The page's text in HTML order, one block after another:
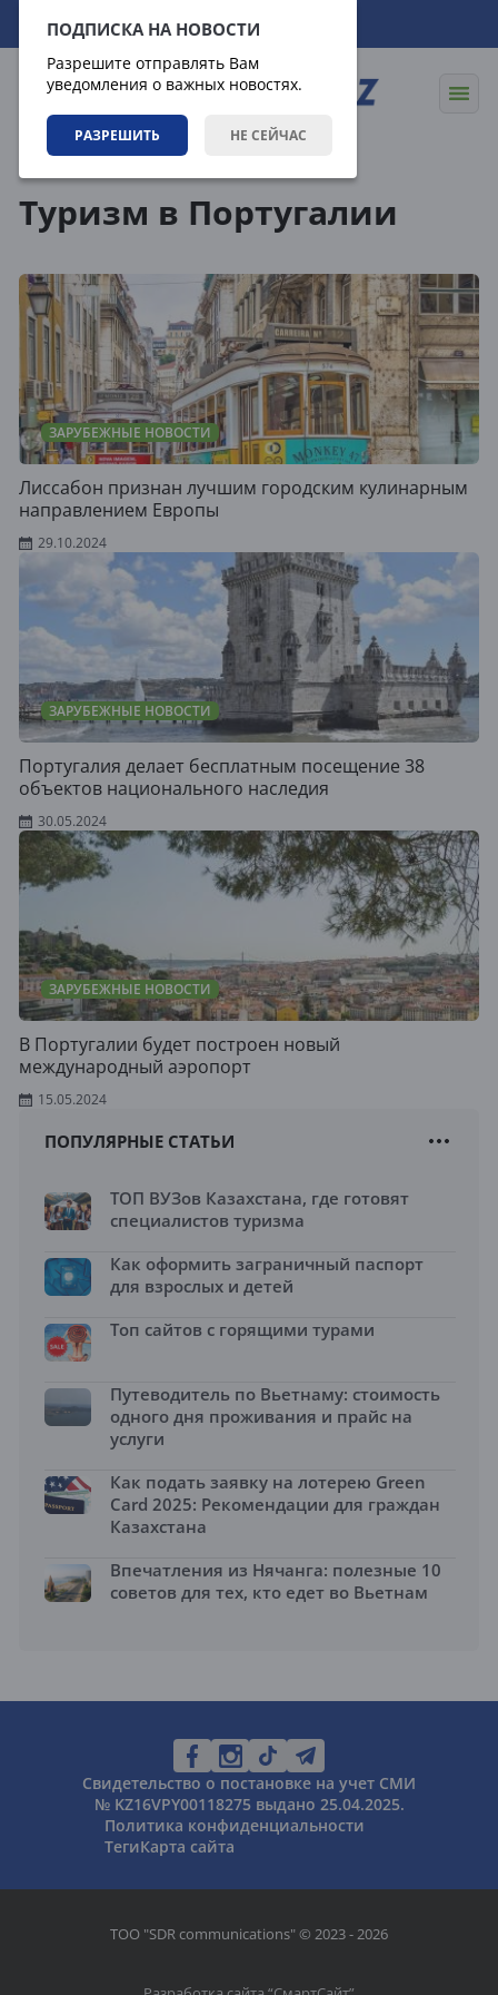
ПОДПИСКА НА НОВОСТИ
Разрешите отправлять Вам
уведомления о важных новостях.
РАЗРЕШИТЬ НЕ СЕЙЧАС
09.08.2026 13:46:42
Туризм в Португалии
ЗАРУБЕЖНЫЕ НОВОСТИ
Лиссабон признан лучшим городским кулинарным
направлением Европы
29.10.2024
ЗАРУБЕЖНЫЕ НОВОСТИ
Португалия делает бесплатным посещение 38
объектов национального наследия
30.05.2024
ЗАРУБЕЖНЫЕ НОВОСТИ
В Португалии будет построен новый
международный аэропорт
15.05.2024
ПОПУЛЯРНЫЕ СТАТЬИ
ТОП ВУЗов Казахстана, где готовят
специалистов туризма
Как оформить заграничный паспорт
для взрослых и детей
Топ сайтов с горящими турами
Путеводитель по Вьетнаму: стоимость
одного дня проживания и прайс на
услуги
Как подать заявку на лотерею Green
Card 2025: Рекомендации для граждан
Казахстана
Впечатления из Нячанга: полезные 10
советов для тех, кто едет во Вьетнам
Свидетельство о постановке на учет СМИ
№ KZ16VPY00118275 выдано 25.04.2025.
Политика конфиденциальности
ТегиКарта сайта
ТОО "SDR communications" © 2023 - 2026